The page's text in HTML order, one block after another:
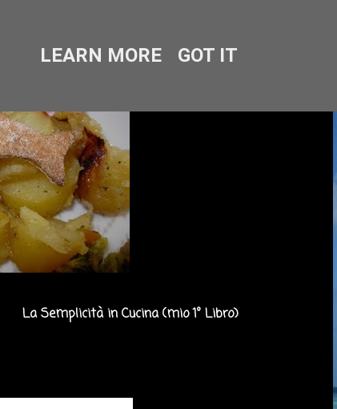
La Semplicità in Cucina (mio 1° Libro)
LEARN MORE GOT IT